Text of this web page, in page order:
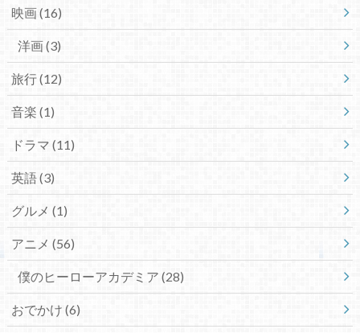
映画(16)
洋画(3)
旅行(12)
音楽 (1)
ドラマ (11)
英語(3)
グルメ (1)
アニメ (56)
僕のヒーローアカデミア (28)
おでかけ (6)